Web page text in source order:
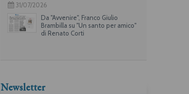
31/07/2026
Da "Avvenire", Franco Giulio
Brambilla su "Un santo per amico"
di Renato Corti
Newsletter